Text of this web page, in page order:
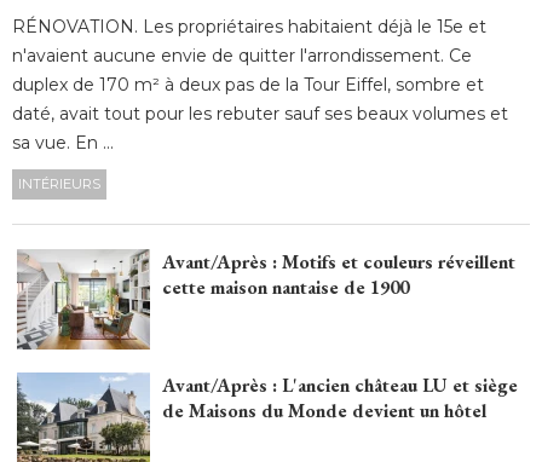
RÉNOVATION. Les propriétaires habitaient déjà le 15e et
n'avaient aucune envie de quitter l'arrondissement. Ce
duplex de 170 m² à deux pas de la Tour Eiffel, sombre et
daté, avait tout pour les rebuter sauf ses beaux volumes et
sa vue. En ...
INTÉRIEURS
Avant/Après : Motifs et couleurs réveillent
cette maison nantaise de 1900
Avant/Après : L'ancien château LU et siège
de Maisons du Monde devient un hôtel